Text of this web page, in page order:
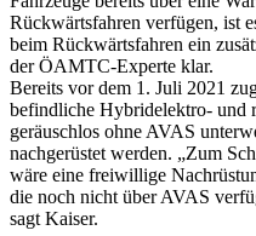
Rückwärtsfahren verfügen, ist
beim Rückwärtsfahren ein
der ÖAMTC-Experte klar.
Bereits vor dem 1. Juli 2021
befindliche Hybridelektro- und
geräuschlos ohne AVAS
nachgerüstet werden. „Zum
wäre eine freiwillige
die noch nicht über AVAS
sagt Kaiser.